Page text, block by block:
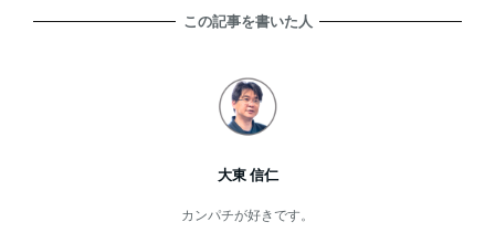
この記事を書いた人
大東 信仁
カンパチが好きです。